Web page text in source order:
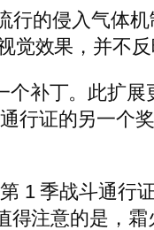
行的侵入气体
效果，并不反
补丁。此扩
行证的另一个
1 季战斗通行
注意的是，